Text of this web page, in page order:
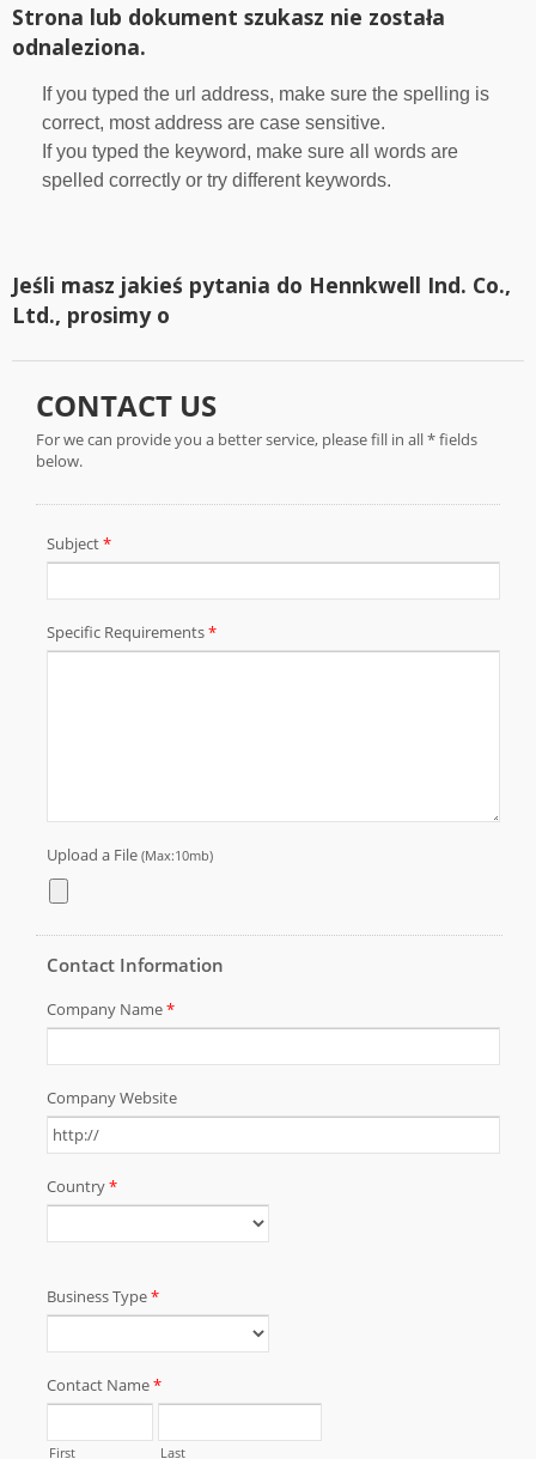
Strona lub dokument szukasz nie została
odnaleziona.
If you typed the url address, make sure the spelling is
correct, most address are case sensitive.
If you typed the keyword, make sure all words are
spelled correctly or try different keywords.
Jeśli masz jakieś pytania do Hennkwell Ind. Co.,
Ltd., prosimy o